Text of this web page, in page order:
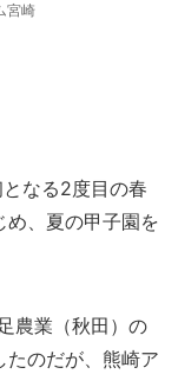
宮崎
なる2度目の春
め、夏の甲子園を
農業（秋田）の
たのだが、熊崎ア